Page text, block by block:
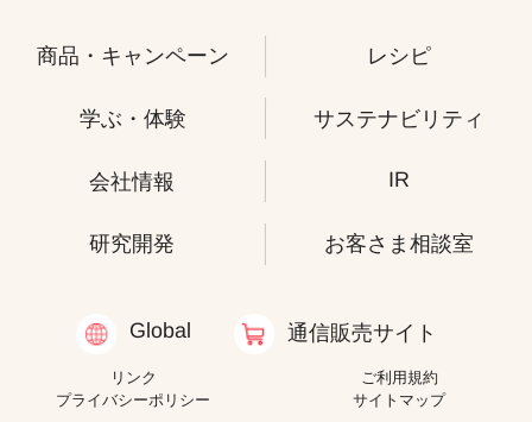
商品・キャンペーン レシピ
学ぶ・体験 サステナビリティ
会社情報 IR
研究開発 お客さま相談室
Global 通信販売サイト
リンク
ご利用規約
プライバシーポリシー
サイトマップ